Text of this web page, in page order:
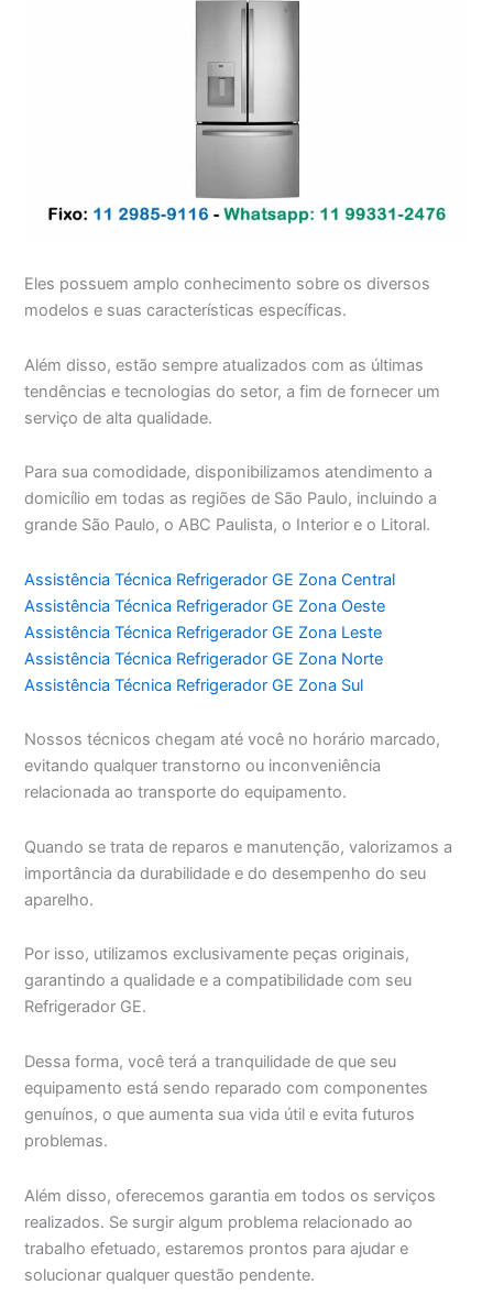
Eles possuem amplo conhecimento sobre os diversos
modelos e suas características específicas.
Além disso, estão sempre atualizados com as últimas
tendências e tecnologias do setor, a fim de fornecer um
serviço de alta qualidade.
Para sua comodidade, disponibilizamos atendimento a
domicílio em todas as regiões de São Paulo, incluindo a
grande São Paulo, o ABC Paulista, o Interior e o Litoral.
Assistência Técnica Refrigerador GE Zona Central
Assistência Técnica Refrigerador GE Zona Oeste
Assistência Técnica Refrigerador GE Zona Leste
Assistência Técnica Refrigerador GE Zona Norte
Assistência Técnica Refrigerador GE Zona Sul
Nossos técnicos chegam até você no horário marcado,
evitando qualquer transtorno ou inconveniência
relacionada ao transporte do equipamento.
Quando se trata de reparos e manutenção, valorizamos a
importância da durabilidade e do desempenho do seu
aparelho.
Por isso, utilizamos exclusivamente peças originais,
garantindo a qualidade e a compatibilidade com seu
Refrigerador GE.
Dessa forma, você terá a tranquilidade de que seu
equipamento está sendo reparado com componentes
genuínos, o que aumenta sua vida útil e evita futuros
problemas.
Além disso, oferecemos garantia em todos os serviços
realizados. Se surgir algum problema relacionado ao
trabalho efetuado, estaremos prontos para ajudar e
solucionar qualquer questão pendente.